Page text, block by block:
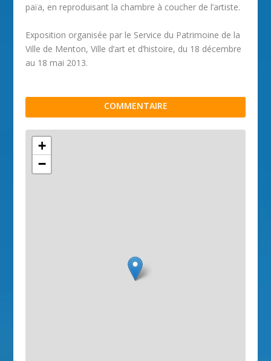
païa, en reproduisant la chambre à coucher de l’artiste.
Exposition organisée par le Service du Patrimoine de la
Ville de Menton, Ville d’art et d’histoire, du 18 décembre
au 18 mai 2013.
COMMENTAIRE
+
−